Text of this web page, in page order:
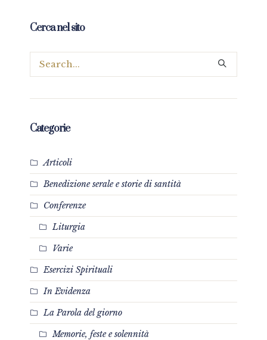
Cerca nel sito
Categorie
Articoli
Benedizione serale e storie di santità
Conferenze
Liturgia
Varie
Esercizi Spirituali
In Evidenza
La Parola del giorno
Memorie, feste e solennità